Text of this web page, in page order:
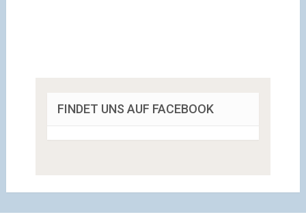
FINDET UNS AUF FACEBOOK